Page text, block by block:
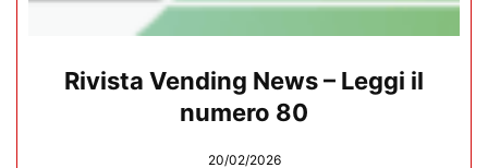
Rivista Vending News – Leggi il
numero 80
20/02/2026